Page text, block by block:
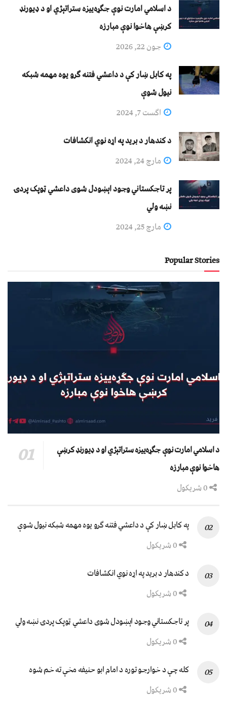
د اسلامي امارت نوې جګړه‌ییزه ستراتېژي او د ډیورنډ
کرښې هاخوا نوې مبارزه
جون 22, 2026
په کابل ښار کې د داعشي فتنه ګرو يوه مهمه شبکه
نيول شوې
اگست 7, 2024
د کندهار د برید په اړه نوي انکشافات
مارچ 24, 2024
پر تاجکستاني وجود اېښودل شوی داعشي ټوپک پردۍ
نښه ولي
مارچ 25, 2024
Popular Stories
د اسلامي امارت نوې جګړه‌ییزه ستراتېژي او د ډیورنډ کرښې
هاخوا نوې مبارزه
په کابل ښار کې د داعشي فتنه ګرو يوه مهمه شبکه نيول شوې
د کندهار د برید په اړه نوي انکشافات
پر تاجکستاني وجود اېښودل شوی داعشي ټوپک پردۍ نښه ولي
کله چې د خوارجو توره د امام ابو حنیفه مخې ته خم شوه